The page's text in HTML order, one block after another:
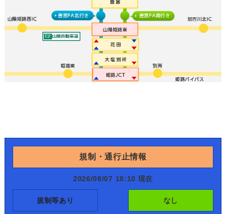
規制・通行止情報
2026/08/07 18:10 現在
規制等あり なし